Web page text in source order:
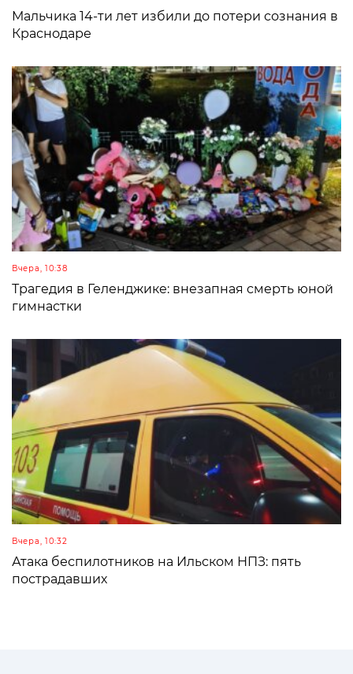
Мальчика 14-ти лет избили до потери сознания в
Краснодаре
Вчера, 10:38
Трагедия в Геленджике: внезапная смерть юной
гимнастки
Вчера, 10:32
Атака беспилотников на Ильском НПЗ: пять
пострадавших